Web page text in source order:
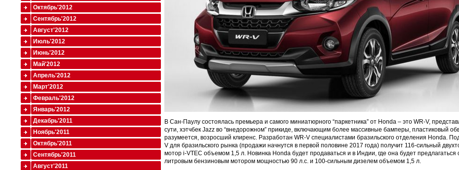
В Сан-Паулу состоялась премьера и самого миниатюрного “паркетника” от Honda – это WR-V,
сути, хэтчбек Jazz во “внедорожном” прикиде, включающим более массивные бамперы, пластиковый
разумеется, возросший клиренс. Разработан WR-V специалистами бразильского отделения Honda.
V для бразильского рынка (продажи начнутся в первой половине 2017 года) получит 116-сильный
мотор i-VTEC объемом 1,5 л. Новинка Honda будет продаваться и в Индии, где она будет предлагаться
литровым бензиновым мотором мощностью 90 л.с. и 100-сильным дизелем объемом 1,5 л.
Октябрь'2012
Сентябрь'2012
Август'2012
Июль'2012
Июнь'2012
Май'2012
Апрель'2012
Март'2012
Февраль'2012
Январь'2012
Декабрь'2011
Ноябрь'2011
Октябрь'2011
Сентябрь'2011
Август'2011